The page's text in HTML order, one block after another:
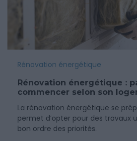
Rénovation énergétique
Rénovation énergétique :
commencer selon son
La rénovation énergétique se
permet d’opter pour des travaux
bon ordre des priorités.